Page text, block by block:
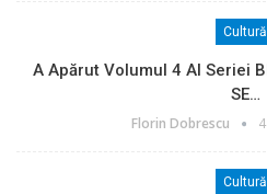
Cultură
A Apărut Volumul 4 Al Seriei
SE…
Florin Dobrescu
Cultură